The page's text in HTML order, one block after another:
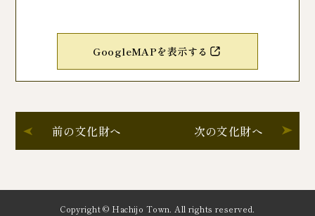
GoogleMAPを表示する
前の文化財へ 次の文化財へ
Copyright © Hachijo Town. All rights reserved.